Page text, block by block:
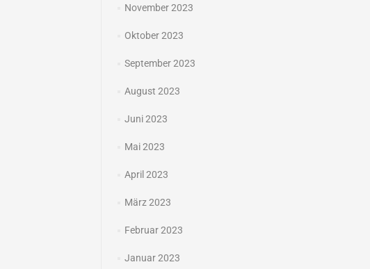
November 2023
Oktober 2023
September 2023
August 2023
Juni 2023
Mai 2023
April 2023
März 2023
Februar 2023
Januar 2023